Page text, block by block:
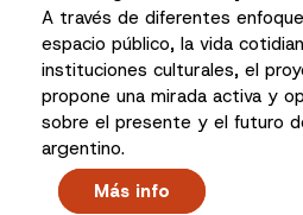
A través de diferentes
espacio público, la vida
instituciones culturales, el
propone una mirada activa y
sobre el presente y el futuro
argentino.
Más info